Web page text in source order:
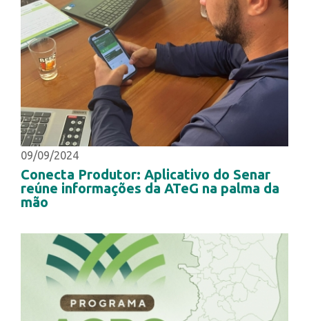
09/09/2024
Conecta Produtor: Aplicativo do Senar
reúne informações da ATeG na palma da
mão